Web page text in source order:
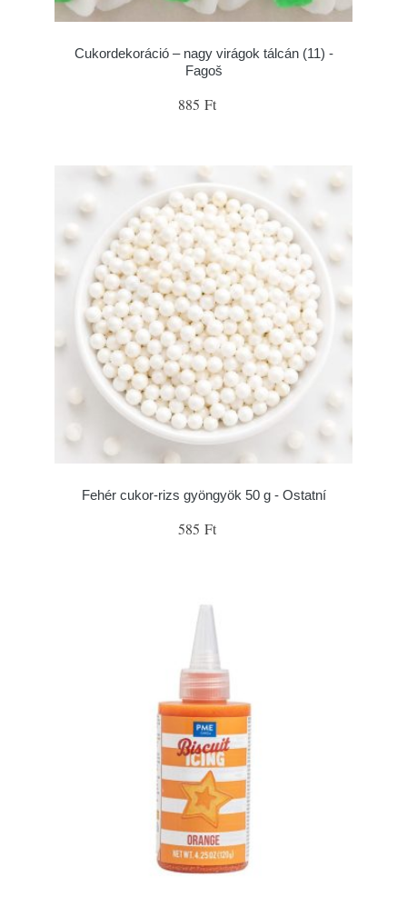
Cukordekoráció – nagy virágok tálcán (11) -
Fagoš
885 Ft
Fehér cukor-rizs gyöngyök 50 g - Ostatní
585 Ft